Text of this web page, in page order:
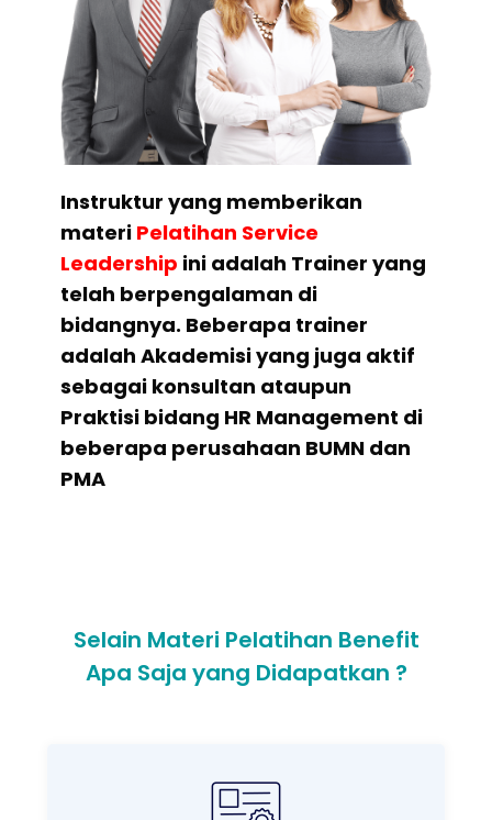
Instruktur yang memberikan
materi Pelatihan Service
Leadership ini adalah Trainer yang
telah berpengalaman di
bidangnya. Beberapa trainer
adalah Akademisi yang juga aktif
sebagai konsultan ataupun
Praktisi bidang HR Management di
beberapa perusahaan BUMN dan
PMA
Selain Materi Pelatihan Benefit
Apa Saja yang Didapatkan ?